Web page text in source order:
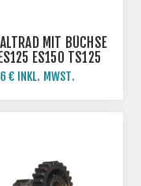
MIT BÜCHSE
ES150 TS125
€ INKL. MWST.